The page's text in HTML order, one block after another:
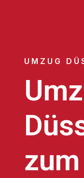
UMZUG